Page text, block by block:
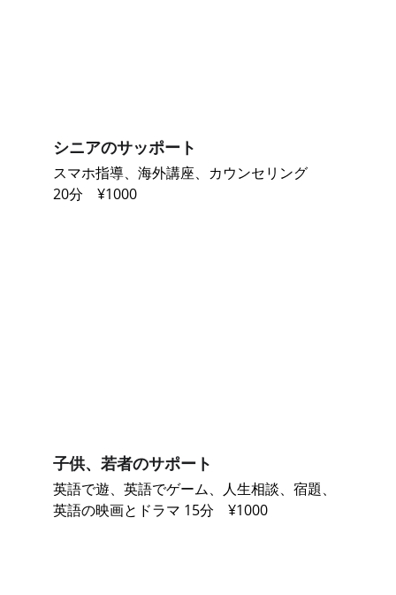
シニアのサッポート
スマホ指導、海外講座、カウンセリング
20分　¥1000
英語で遊、英語でゲーム、人生相談、宿題、
英語の映画とドラマ 15分　¥1000
子供、若者のサポート